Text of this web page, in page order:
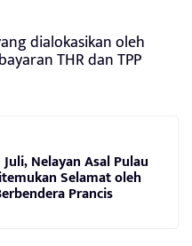
dialokasikan oleh
THR dan TPP
Nelayan Asal Pulau
Selamat oleh
Prancis